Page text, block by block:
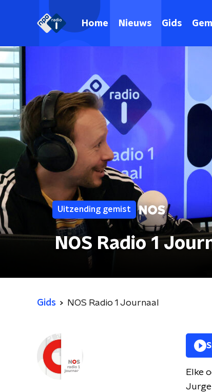
Home Nieuws Gids
Uitzending gemist
NOS Radio 1
Gids NOS Radio 1 Journaal
Elke